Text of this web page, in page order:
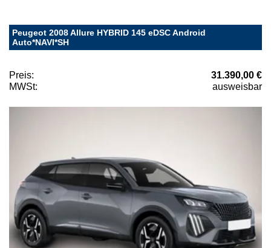
Peugeot 2008 Allure HYBRID 145 eDSC Android
Auto*NAVI*SH
Preis:
31.390,00 €
MWSt:
ausweisbar